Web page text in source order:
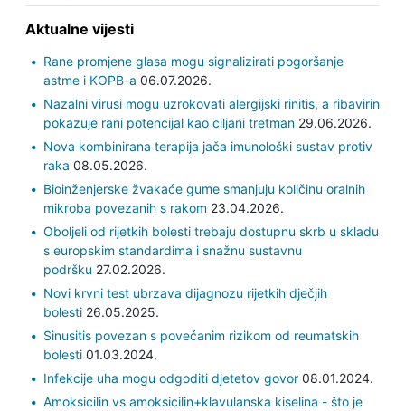
Aktualne vijesti
Rane promjene glasa mogu signalizirati pogoršanje
astme i KOPB-a 06.07.2026.
Nazalni virusi mogu uzrokovati alergijski rinitis, a ribavirin
pokazuje rani potencijal kao ciljani tretman29.06.2026.
Nova kombinirana terapija jača imunološki sustav protiv
raka 08.05.2026.
Bioinženjerske žvakaće gume smanjuju količinu oralnih
mikroba povezanih s rakom 23.04.2026.
Oboljeli od rijetkih bolesti trebaju dostupnu skrb u skladu
s europskim standardima i snažnu sustavnu
podršku 27.02.2026.
Novi krvni test ubrzava dijagnozu rijetkih dječjih
bolesti26.05.2025.
Sinusitis povezan s povećanim rizikom od reumatskih
bolesti01.03.2024.
Infekcije uha mogu odgoditi djetetov govor08.01.2024.
Amoksicilin vs amoksicilin+klavulanska kiselina - što je